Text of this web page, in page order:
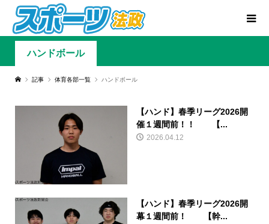
ハンドボール
記事 体育各部一覧 ハンドボール
【ハンド】春季リーグ2026開
催１週間前！！ 【...
2026.04.12
【ハンド】春季リーグ2026開
幕１週間前！ 【幹...